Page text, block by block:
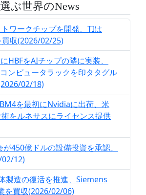
ぶ世界のNews
ワークチップを開発、TIは
収(2026/02/25)
HBFをAIチップの隣に実装、
ンピュータラックを印タタグル
02/18)
を最初にNvidiaに出荷、米
術をルネサスにライセンス提供
450億ドルの設備投資を承認、
02/12)
製造の復活を推進、Siemens
を買収(2026/02/06)